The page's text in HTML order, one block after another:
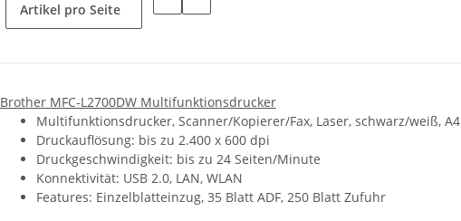
Artikel pro Seite
Brother MFC-L2700DW Multifunktionsdrucker
Multifunktionsdrucker, Scanner/Kopierer/Fax, Laser, schwarz/weiß, A4
Druckauflösung: bis zu 2.400 x 600 dpi
Druckgeschwindigkeit: bis zu 24 Seiten/Minute
Konnektivität: USB 2.0, LAN, WLAN
Features: Einzelblatteinzug, 35 Blatt ADF, 250 Blatt Zufuhr